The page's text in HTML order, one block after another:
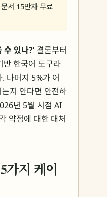
서 15만자 무료
있나?’결론부터
반 한국어 도구라
나머지 5%가 어
지 안다면 안전하
년 5월 시점 AI
약점에 대한 대처
가지 케이